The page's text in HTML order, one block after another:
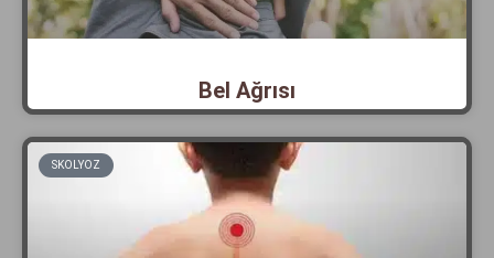
Bel Ağrısı
SKOLYOZ